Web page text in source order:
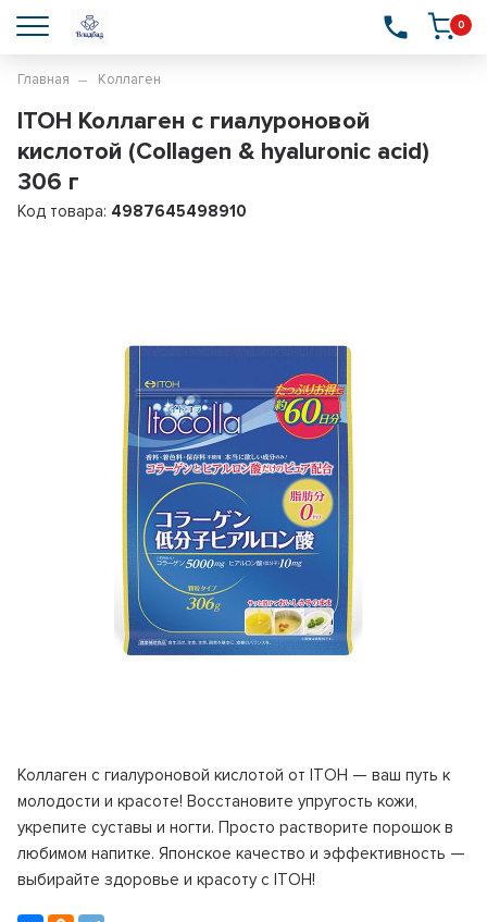
0
Главная Коллаген
ITOH Коллаген с гиалуроновой
кислотой (Collagen & hyaluronic acid)
306 г
Код товара: 4987645498910
Коллаген с гиалуроновой кислотой от ITOH — ваш путь к
молодости и красоте! Восстановите упругость кожи,
укрепите суставы и ногти. Просто растворите порошок в
любимом напитке. Японское качество и эффективность —
выбирайте здоровье и красоту с ITOH!